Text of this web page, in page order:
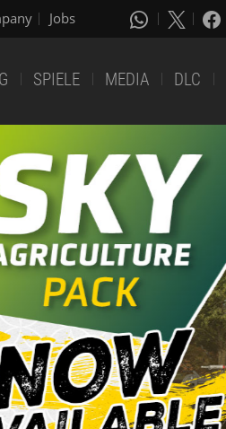
Jobs
SPIELE MEDIA DLC